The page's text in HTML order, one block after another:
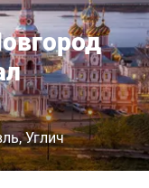
Углич